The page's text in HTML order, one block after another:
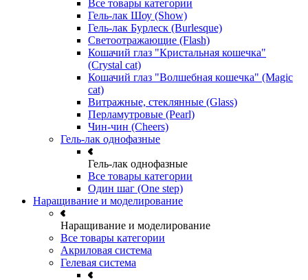
Все товары категории
Гель-лак Шоу (Show)
Гель-лак Бурлеск (Burlesque)
Светоотражающие (Flash)
Кошачий глаз "Кристальная кошечка"
(Crystal cat)
Кошачий глаз "Волшебная кошечка" (Magic
cat)
Витражные, стеклянные (Glass)
Перламутровые (Pearl)
Чин-чин (Cheers)
Гель-лак однофазные
Гель-лак однофазные
Все товары категории
Один шаг (One step)
Наращивание и моделирование
Наращивание и моделирование
Все товары категории
Акриловая система
Гелевая система